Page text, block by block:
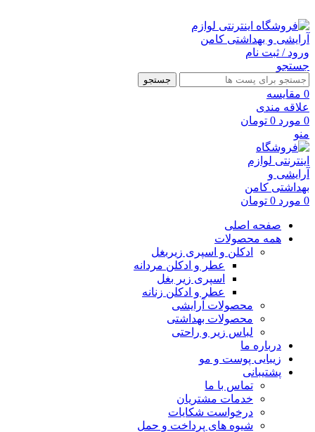
ورود / ثبت نام
جستجو
جستجو
0 مقايسه
علاقه مندی
0 مورد 0 تومان
منو
0 مورد 0 تومان
صفحه اصلی
همه محصولات
ادکلن و اسپری زیربغل
عطر و ادکلن مردانه
اسپری زیر بغل
عطر و ادکلن زنانه
محصولات آرایشی
محصولات بهداشتی
لباس زیر و راحتی
درباره ما
زیبایی پوست و مو
پشتیبانی
تماس با ما
خدمات مشتریان
درخواست شکایات
شیوه های پرداخت و حمل